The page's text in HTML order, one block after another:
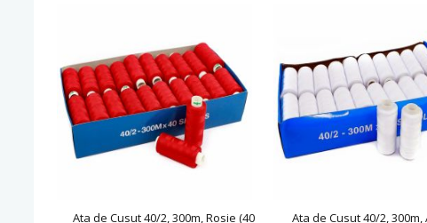
Ata de Cusut 40/2, 300m, Rosie (40
Ata de Cusut 40/2, 300m,